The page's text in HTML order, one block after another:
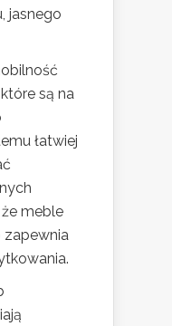
jasnego
są na
łatwiej
meble
zapewnia